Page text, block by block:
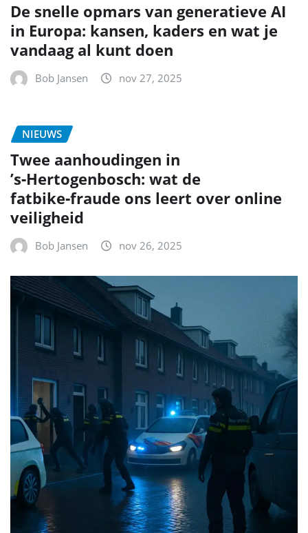
De snelle opmars van generatieve AI
in Europa: kansen, kaders en wat je
vandaag al kunt doen
Bob Jansen nov 27, 2025
NIEUWS
Twee aanhoudingen in
’s‑Hertogenbosch: wat de
fatbike‑fraude ons leert over online
veiligheid
Bob Jansen nov 26, 2025